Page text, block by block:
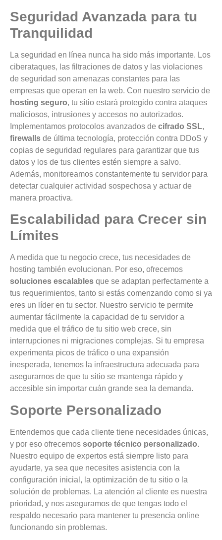
Seguridad Avanzada para tu
Tranquilidad
La seguridad en línea nunca ha sido más importante. Los
ciberataques, las filtraciones de datos y las violaciones
de seguridad son amenazas constantes para las
empresas que operan en la web. Con nuestro servicio de
hosting seguro, tu sitio estará protegido contra ataques
maliciosos, intrusiones y accesos no autorizados.
Implementamos protocolos avanzados de cifrado SSL,
firewalls de última tecnología, protección contra DDoS y
copias de seguridad regulares para garantizar que tus
datos y los de tus clientes estén siempre a salvo.
Además, monitoreamos constantemente tu servidor para
detectar cualquier actividad sospechosa y actuar de
manera proactiva.
Escalabilidad para Crecer sin
Límites
A medida que tu negocio crece, tus necesidades de
hosting también evolucionan. Por eso, ofrecemos
soluciones escalables que se adaptan perfectamente a
tus requerimientos, tanto si estás comenzando como si ya
eres un líder en tu sector. Nuestro servicio te permite
aumentar fácilmente la capacidad de tu servidor a
medida que el tráfico de tu sitio web crece, sin
interrupciones ni migraciones complejas. Si tu empresa
experimenta picos de tráfico o una expansión
inesperada, tenemos la infraestructura adecuada para
asegurarnos de que tu sitio se mantenga rápido y
accesible sin importar cuán grande sea la demanda.
Soporte Personalizado
Entendemos que cada cliente tiene necesidades únicas,
y por eso ofrecemos soporte técnico personalizado.
Nuestro equipo de expertos está siempre listo para
ayudarte, ya sea que necesites asistencia con la
configuración inicial, la optimización de tu sitio o la
solución de problemas. La atención al cliente es nuestra
prioridad, y nos aseguramos de que tengas todo el
respaldo necesario para mantener tu presencia online
funcionando sin problemas.